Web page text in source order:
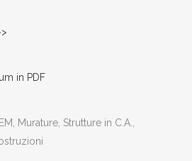
in PDF
Murature, Strutture in C.A.,